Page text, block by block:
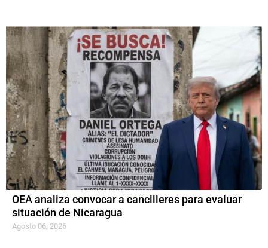
OEA analiza convocar a cancilleres para evaluar
situación de Nicaragua
Agosto 06, 2026